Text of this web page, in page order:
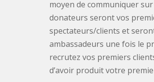
moyen de communiquer
donateurs seront vos
spectateurs/clients et
ambassadeurs une fois le
recrutez vos premiers
d’avoir produit votre